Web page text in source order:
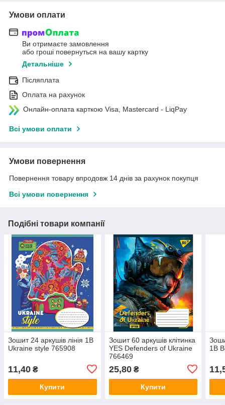
Умови оплати
Ви отримаєте замовлення
або гроші повернуться на вашу картку
Детальніше
Післяплата
Оплата на рахунок
Онлайн-оплата карткою Visa, Mastercard - LiqPay
Всі умови оплати
Умови повернення
Повернення товару впродовж 14 днів за рахунок покупця
Всі умови повернення
Подібні товари компанії
Зошит 24 аркушів лінія 1В
Ukraine style 765908
11,40 ₴
Купити
Зошит 60 аркушів клітинка
YES Defenders of Ukraine
766469
25,80₴
Купити
1В